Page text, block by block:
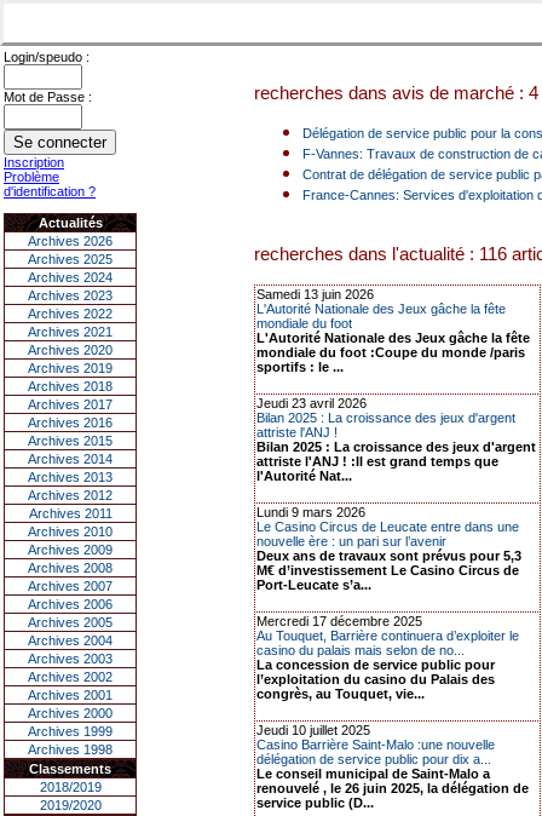
Login/speudo :
Mot de Passe :
Inscription
Problème
d'identification ?
Actualités
Archives 2026
Archives 2025
Archives 2024
Archives 2023
Archives 2022
Archives 2021
Archives 2020
Archives 2019
Archives 2018
Archives 2017
Archives 2016
Archives 2015
Archives 2014
Archives 2013
Archives 2012
Archives 2011
Archives 2010
Archives 2009
Archives 2008
Archives 2007
Archives 2006
Archives 2005
Archives 2004
Archives 2003
Archives 2002
Archives 2001
Archives 2000
Archives 1999
Archives 1998
Classements
2018/2019
2019/2020
recherches dans avis de marché :
Délégation de service public pour la
F-Vannes: Travaux de construction de
Contrat de délégation de service public
France-Cannes: Services d'exploitation
recherches dans l'actualité : 116
Samedi 13 juin 2026
L'Autorité Nationale des Jeux gâche la fête
mondiale du foot
L'Autorité Nationale des Jeux gâche la fête
mondiale du foot :Coupe du monde /paris
sportifs : le ...
Jeudi 23 avril 2026
Bilan 2025 : La croissance des jeux d'argent
attriste l'ANJ !
Bilan 2025 : La croissance des jeux d'argent
attriste l'ANJ ! :Il est grand temps que
l'Autorité Nat...
Lundi 9 mars 2026
Le Casino Circus de Leucate entre dans une
nouvelle ère : un pari sur l’avenir
Deux ans de travaux sont prévus pour 5,3
M€ d’investissement Le Casino Circus de
Port-Leucate s’a...
Mercredi 17 décembre 2025
Au Touquet, Barrière continuera d’exploiter le
casino du palais mais selon de no...
La concession de service public pour
l’exploitation du casino du Palais des
congrès, au Touquet, vie...
Jeudi 10 juillet 2025
Casino Barrière Saint-Malo :une nouvelle
délégation de service public pour dix a...
Le conseil municipal de Saint-Malo a
renouvelé , le 26 juin 2025, la délégation de
service public (D...